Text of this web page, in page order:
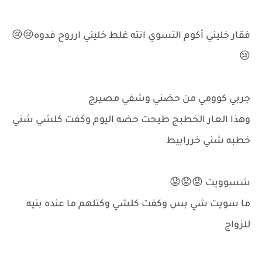
فقار خليني أكوم التسوي انته غلط خليني ارروح فدوه😢😢
😢
جربي كوومي من حضني وشفي مصيرج
وهذا العار الخطبج طيحت حضه اليوم وكفت كلشي شني
خطبه شني خررابيط
شسوويت 😟😟😟
ما سويت شي بس وكفت كلشي وكتلهم ما عنده بنيه
للزواج